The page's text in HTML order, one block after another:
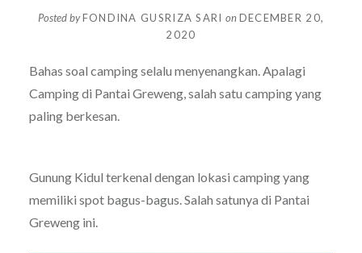
Posted byFONDINA GUSRIZA SARI onDECEMBER 20,
2020
Bahas soal camping selalu menyenangkan. Apalagi
Camping di Pantai Greweng, salah satu camping yang
paling berkesan.
Gunung Kidul terkenal dengan lokasi camping yang
memiliki spot bagus-bagus. Salah satunya di Pantai
Greweng ini.